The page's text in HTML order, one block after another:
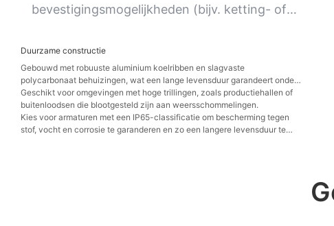
bevestigingsmogelijkheden (bijv. ketting- of
krappe ruimtes.
Duurzame constructie
Gebouwd met robuuste aluminium koelribben en slagvaste
polycarbonaat behuizingen, wat een lange levensduur garandeert onder
zware industriële of buitenomstandigheden.
Geschikt voor omgevingen met hoge trillingen, zoals productiehallen of
buitenloodsen die blootgesteld zijn aan weersschommelingen.
Kies voor armaturen met een IP65-classificatie om bescherming tegen
stof, vocht en corrosie te garanderen en zo een langere levensduur te